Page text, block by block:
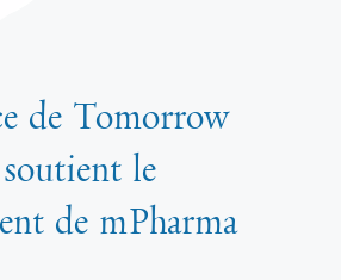
de Tomorrow
le
de mPharma